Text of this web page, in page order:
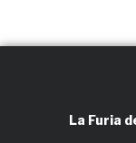
La Furia